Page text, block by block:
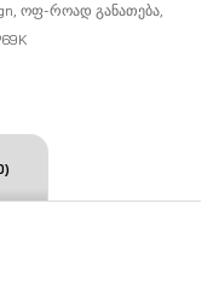
, Ოფ-Როად Განათება,